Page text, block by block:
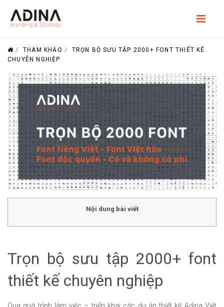
/THAM KHẢO / TRỌN BỘ SƯU TẬP 2000+ FONT THIẾT KẾ
CHUYÊN NGHIỆP
Nội dung bài viết
Trọn bộ sưu tập 2000+ font
thiết kế chuyên nghiệp